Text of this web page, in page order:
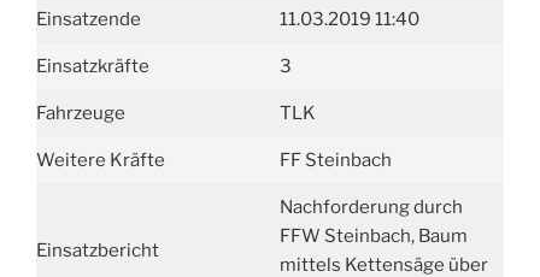
Einsatzende 11.03.2019 11:40
Einsatzkräfte 3
Fahrzeuge TLK
Weitere Kräfte FF Steinbach
Einsatzbericht
Nachforderung durch
FFW Steinbach, Baum
mittels Kettensäge über